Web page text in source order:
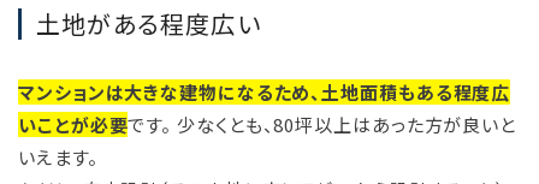
土地がある程度広い
マンションは大きな建物になるため、土地面積もある程度広
いことが必要です。 少なくとも、80坪以上はあった方が良いと
いえます。